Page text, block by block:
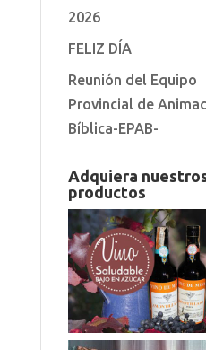
2026
FELIZ DÍA
Reunión del Equipo
Provincial de
Bíblica-EPAB-
Adquiera
productos